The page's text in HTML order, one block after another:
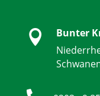

Bunter